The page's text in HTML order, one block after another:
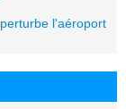
l'aéroport